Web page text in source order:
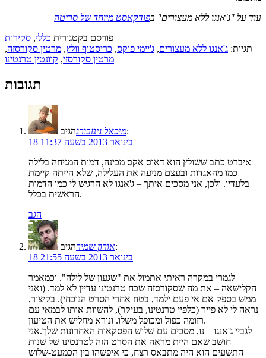
עוד על "ג'אנגו ללא מעצורים" בפודקאסט מיוחד של סריטה
פורסם בקטגורית כללי, סקירות
תגיות: ג'אנגו ללא מעצורים, ג'יימי פוקס, כריסטוף וולץ, מרטין סקורסזה,
מרטין סקורסזי, קוונטין טרנטינו
תגובות
מיכאל גינזבורגהגיב:
18 בינואר 2013 בשעה 11:37
איברט כתב ששולץ הוא דאוס אקס מכינה, דמות המגיחה בלילה
כמו מהאגדות ובעצם מניעה את העלילה, שלא הייתה קיימת
בלעדיו. ולכן, אני מסכים איתך – ג'אנגו לא הרגיש לי כמו הדמות
הראשית בכלל.
הגב
אורון שמירהגיב:
18 בינואר 2013 בשעה 21:55
לגמרי במקרה ראיתי אתמול את "שגעון של לילה". וכמאמר
הקלישאה – את מה שסקורסזה שכח טרנטינו עדיין לא למד. (ואני
ממש בספק אם אי פעם ילמד, בטח אחרי הסרט הנוכחי). בקיצור,
נראה לי לא פייר (כלפיי טרנטינו, בעיקר), להשוות אותו לבמאי עם
רזומה כפול ומכופל משלו. ונורא מחליש את הטיעון.
לגביי ג'אנגו – נו, מסכים עם שלוש הפסקאות האחרונות שלך.אני
חושב שאם היית מראה את הסרט הזה לטרנטינו של שנות
התשעים הוא היה מתבאס רצח, כי איפשהו בין הכמעט-שלוש